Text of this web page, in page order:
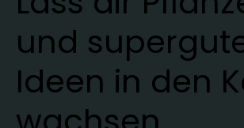
und
Ideen in den